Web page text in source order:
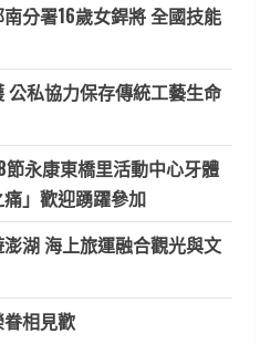
分署16歲女銲將 全國技能
公私協力保存傳統工藝生命
節永康東橋里活動中心牙體
」歡迎踴躍參加
湖 海上旅運融合觀光與文
相見歡